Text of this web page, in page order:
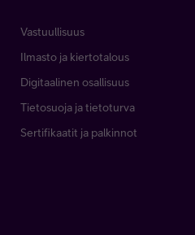
Vastuullisuus
Ilmasto ja kiertotalous
Digitaalinen osallisuus
Tietosuoja ja tietoturva
Sertifikaatit ja palkinnot